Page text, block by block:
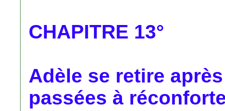
CHAPITRE 13°
Adèle se retire
passées à